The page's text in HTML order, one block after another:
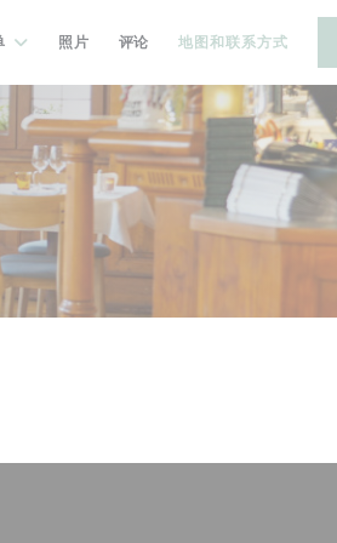
照片 评论 地图和联系方式